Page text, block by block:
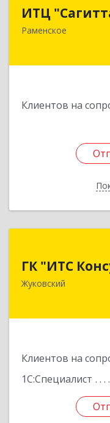
ИТЦ
Раменское
Клиентов на
ГК "ИТС
Жуковский
Клиентов на
1С:Специалист